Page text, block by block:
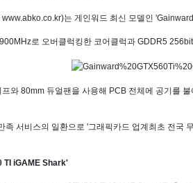
는 게인워드 최신 모델인
로 오버클럭킹한 코어클럭과 GDDR5
와 80mm 듀얼팬을 사용해 PCB 전체에 공기를
족 서비스의 일환으로 '그래픽카드 업계최초 전국
TI iGAME Shark'